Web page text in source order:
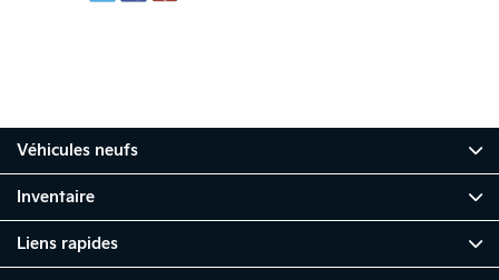
Véhicules neufs
Inventaire
Liens rapides